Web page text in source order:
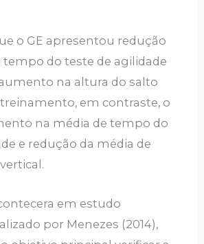
o GE apresentou redução
do teste de agilidade
na altura do salto
em contraste, o
na média de tempo do
e redução da média de
em estudo
por Menezes (2014),